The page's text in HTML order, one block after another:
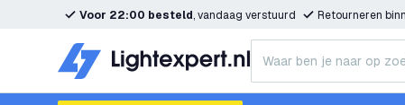
Voor 22:00 besteld, vandaag verstuurd Retourneren